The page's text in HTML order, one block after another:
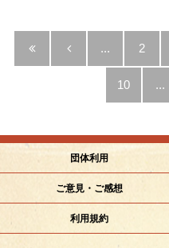
... 2
10 ...
団体利用
ご意見・ご感想
利用規約